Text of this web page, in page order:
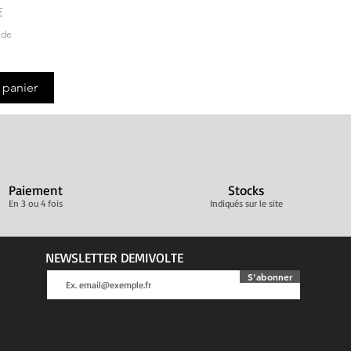
Paiement
En 3 ou 4 fois
Stocks
Indiqués sur le site
NEWSLETTER DEMIVOLTE
S'abonner